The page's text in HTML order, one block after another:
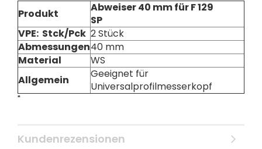
Produkt Abweiser 40 mm fürF 129
SP
VPE: Stck/Pck 2 Stück
Abmessungen40 mm
Material
WS
Allgemein
Geeignet für
Universalprofilmesserkopf
"
Kundenrezensionen